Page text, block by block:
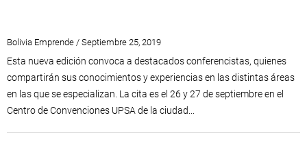
Bolivia Emprende / Septiembre 25, 2019
Esta nueva edición convoca a destacados conferencistas, quienes
compartirán sus conocimientos y experiencias en las distintas áreas
en las que se especializan. La cita es el 26 y 27 de septiembre en el
Centro de Convenciones UPSA de la ciudad...